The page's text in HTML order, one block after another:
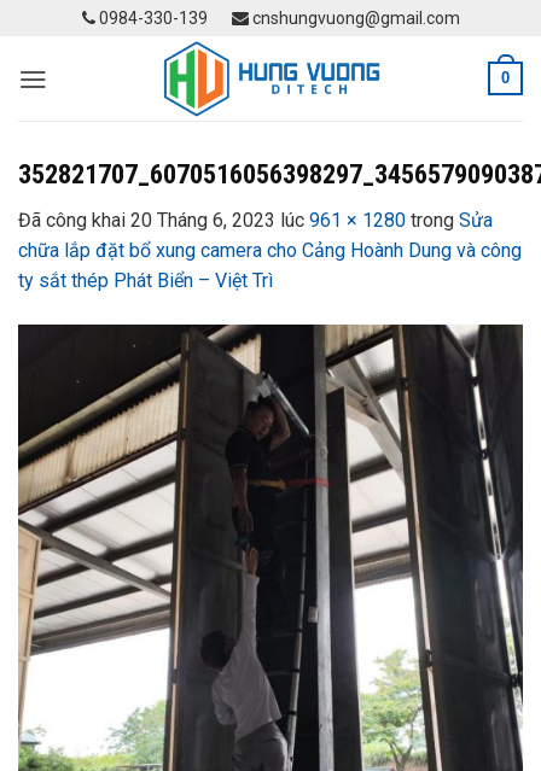
content
0984-330-139 cnshungvuong@gmail.com
0
Đã công khai 20 Tháng 6, 2023 lúc 961 × 1280 trong Sửa
chữa lắp đặt bổ xung camera cho Cảng Hoành Dung và công
ty sắt thép Phát Biển – Việt Trì